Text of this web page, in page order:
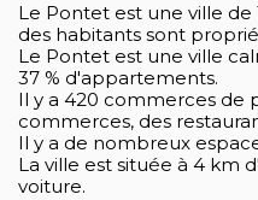
Le Pontet est une ville de
des habitants sont
Le Pontet est une ville
37 % d'appartements.
Il y a 420 commerces de
commerces, des
Il y a de nombreux
La ville est située à 4 km
voiture.